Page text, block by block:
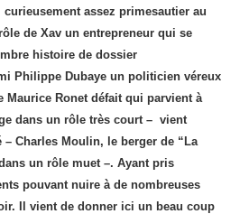
assez primesautier au
de Xav un entrepreneur qui se
histoire de dossier
Philippe Dubaye un politicien véreux
Maurice Ronet défait qui parvient à
dans un rôle très court – vient
– Charles Moulin, le berger de “La
un rôle muet –. Ayant pris
pouvant nuire à de nombreuses
Il vient de donner ici un beau coup